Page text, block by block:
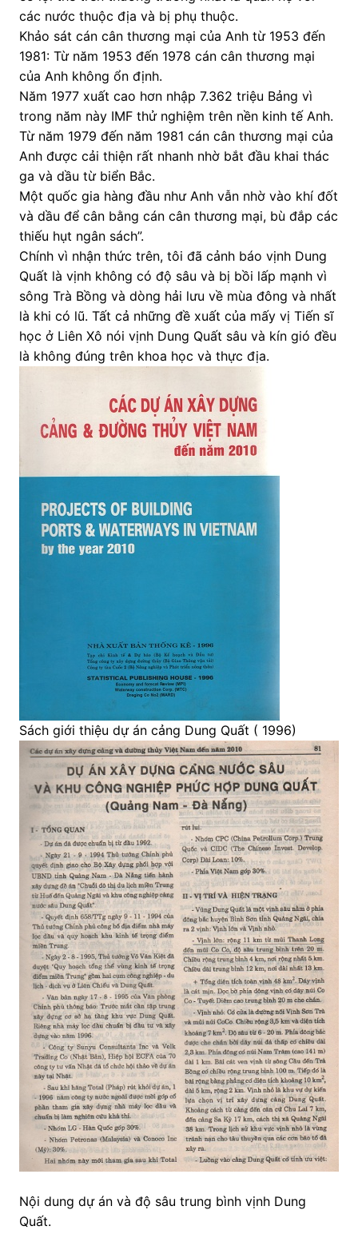
các nước thuộc địa và bị phụ thuộc.
Khảo sát cán cân thương mại của Anh từ 1953 đến
1981: Từ năm 1953 đến 1978 cán cân thương mại
của Anh không ổn định.
Năm 1977 xuất cao hơn nhập 7.362 triệu Bảng vì
trong năm này IMF thử nghiệm trên nền kinh tế Anh.
Từ năm 1979 đến năm 1981 cán cân thương mại của
Anh được cải thiện rất nhanh nhờ bắt đầu khai thác
ga và dầu từ biển Bắc.
Một quốc gia hàng đầu như Anh vẫn nhờ vào khí đốt
và dầu để cân bằng cán cân thương mại, bù đắp các
thiếu hụt ngân sách”.
Chính vì nhận thức trên, tôi đã cảnh báo vịnh Dung
Quất là vịnh không có độ sâu và bị bồi lấp mạnh vì
sông Trà Bồng và dòng hải lưu về mùa đông và nhất
là khi có lũ. Tất cả những đề xuất của mấy vị Tiến sĩ
học ở Liên Xô nói vịnh Dung Quất sâu và kín gió đều
là không đúng trên khoa học và thực địa.
Sách giới thiệu dự án cảng Dung Quất ( 1996)
Nội dung dự án và độ sâu trung bình vịnh Dung
Quất.